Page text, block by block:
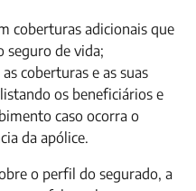
coberturas adicionais que
seguro de vida;
coberturas e as suas
os beneficiários e
caso ocorra o
da apólice.
o perfil do segurado, a